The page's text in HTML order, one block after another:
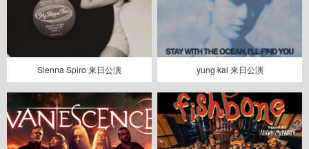
Sienna Spiro 来日公演 yung kai 来日公演